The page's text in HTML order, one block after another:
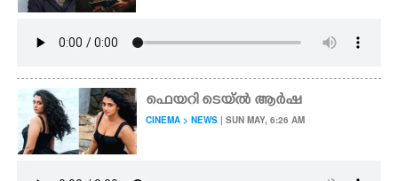
ഫെയറി ടെയ്ൽ ആർഷ
CINEMA > NEWS | SUN MAY, 6:26 AM